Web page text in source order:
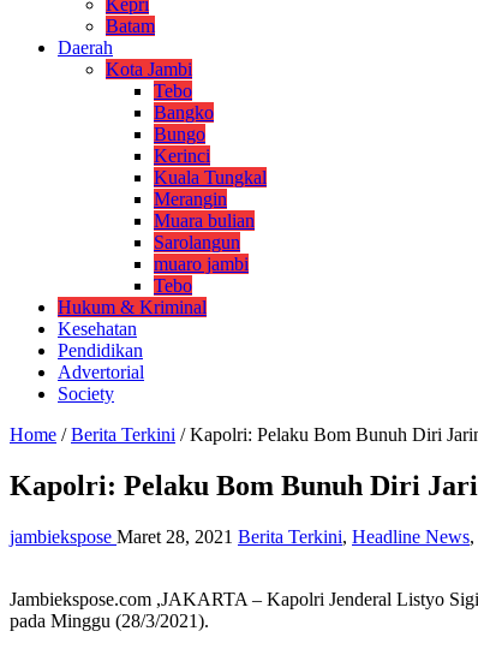
Batam
Daerah
Kota Jambi
Tebo
Bangko
Bungo
Kerinci
Kuala Tungkal
Merangin
Muara bulian
Sarolangun
muaro jambi
Tebo
Hukum & Kriminal
Kesehatan
Pendidikan
Advertorial
Society
Home / Berita Terkini / Kapolri: Pelaku Bom Bunuh Diri
Kapolri: Pelaku Bom Bunuh Diri
jambiekspose Maret 28, 2021 Berita Terkini, Headline News,
Jambiekspose.com ,JAKARTA – Kapolri Jenderal Listyo
pada Minggu (28/3/2021).